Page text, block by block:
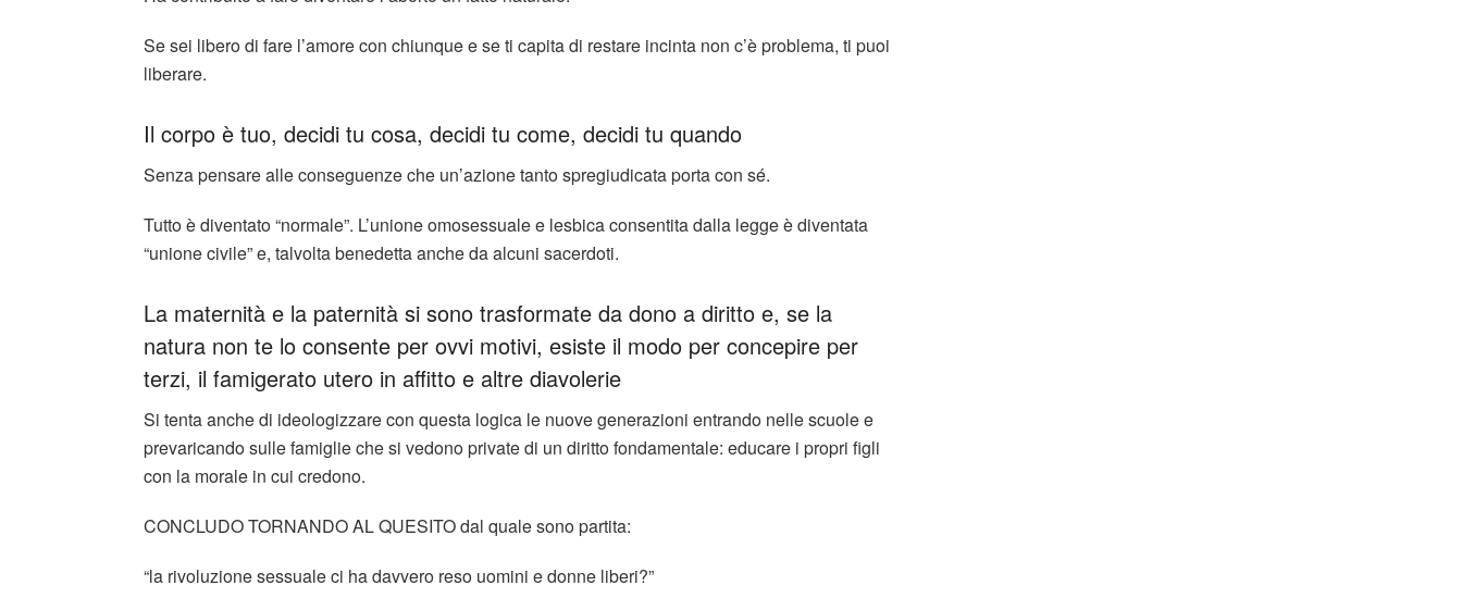
Se sei libero di fare l’amore con chiunque e se ti capita di restare incinta non c’è problema, ti puoi
liberare.
Il corpo è tuo, decidi tu cosa, decidi tu come, decidi tu quando
Senza pensare alle conseguenze che un’azione tanto spregiudicata porta con sé.
Tutto è diventato “normale”. L’unione omosessuale e lesbica consentita dalla legge è diventata
“unione civile” e, talvolta benedetta anche da alcuni sacerdoti.
La maternità e la paternità si sono trasformate da dono a diritto e, se la
natura non te lo consente per ovvi motivi, esiste il modo per concepire per
terzi, il famigerato utero in affitto e altre diavolerie
Si tenta anche di ideologizzare con questa logica le nuove generazioni entrando nelle scuole e
prevaricando sulle famiglie che si vedono private di un diritto fondamentale: educare i propri figli
con la morale in cui credono.
CONCLUDO TORNANDO AL QUESITO dal quale sono partita:
“la rivoluzione sessuale ci ha davvero reso uomini e donne liberi?”